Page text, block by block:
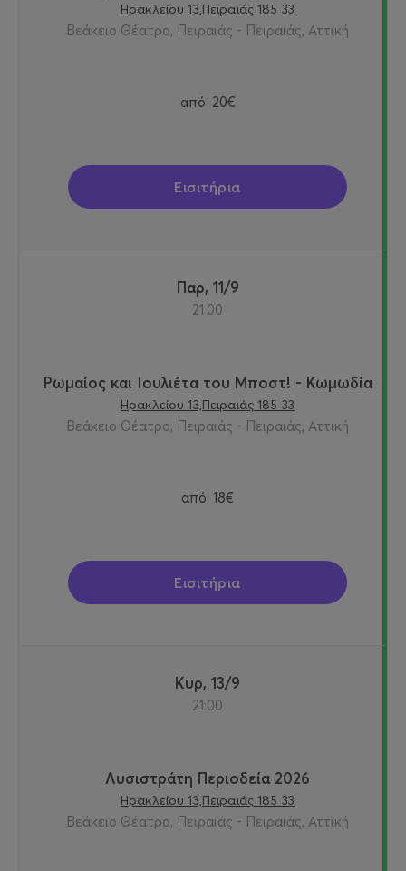
Ηρακλείου 13,Πειραιάς 185 33
Βεάκειο Θέατρο, Πειραιάς - Πειραιάς, Αττική
από 20€
Εισιτήρια
Παρ, 11/9
21:00
Ρωμαίος και Ιουλιέτα του Μποστ! - Κωμωδία
Ηρακλείου 13,Πειραιάς 185 33
Βεάκειο Θέατρο, Πειραιάς - Πειραιάς, Αττική
από 18€
Εισιτήρια
Κυρ, 13/9
21:00
Λυσιστράτη Περιοδεία 2026
Ηρακλείου 13,Πειραιάς 185 33
Βεάκειο Θέατρο, Πειραιάς - Πειραιάς, Αττική